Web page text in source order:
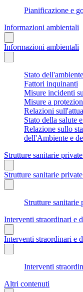
Pianificazione e
Informazioni ambientali
Informazioni ambientali
Stato dell'ambiente
Fattori inquinanti
Misure incidenti
Misure a
Relazioni
Stato della salute
Relazione sullo
dell'Ambiente e
Strutture sanitarie
Strutture sanitarie
Strutture sanitarie
Interventi straordinari e
Interventi straordinari e
Interventi
Altri contenuti